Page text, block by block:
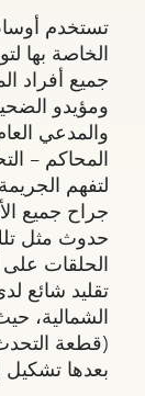
تستخدم
الخاصة بها
جميع أفراد
ومؤيدو
والمدعي
المحاكم –
لتفهم
جراح جميع
حدوث مثل
الحلقات
تقليد شائع
الشمالية،
(قطعة
بعدها تشكيل